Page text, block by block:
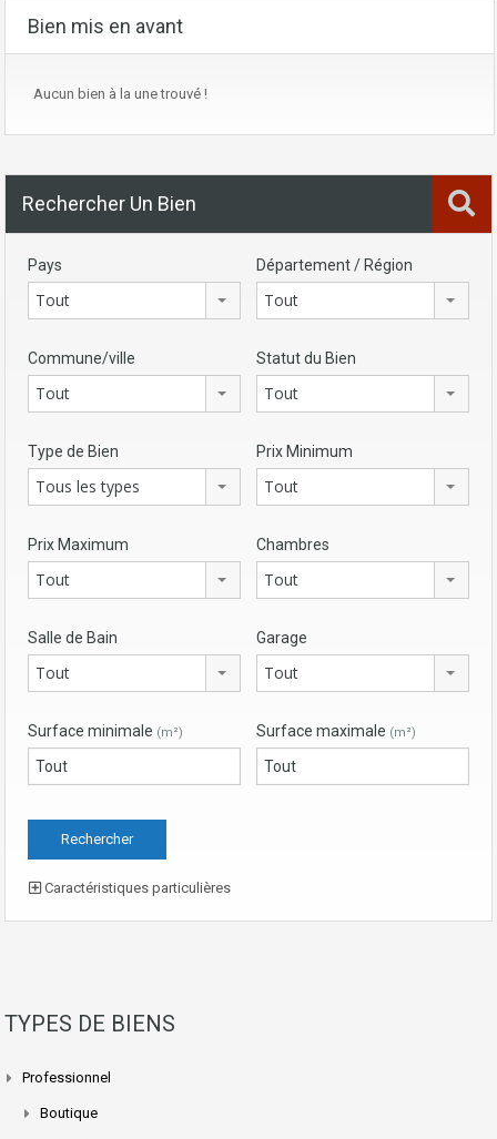
Bien mis en avant
Aucun bien à la une trouvé !
Rechercher Un Bien
Pays
Tout
Département / Région
Tout
Commune/ville
Tout
Statut du Bien
Tout
Type de Bien
Tous les types
Prix Minimum
Tout
Prix Maximum
Tout
Chambres
Tout
Salle de Bain
Tout
Garage
Tout
Surface minimale (m²) Surface maximale (m²)
Caractéristiques particulières
TYPES DE BIENS
Professionnel
Boutique